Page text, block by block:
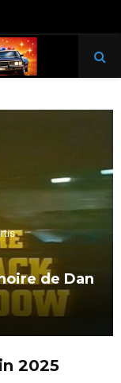
de Dan
2025